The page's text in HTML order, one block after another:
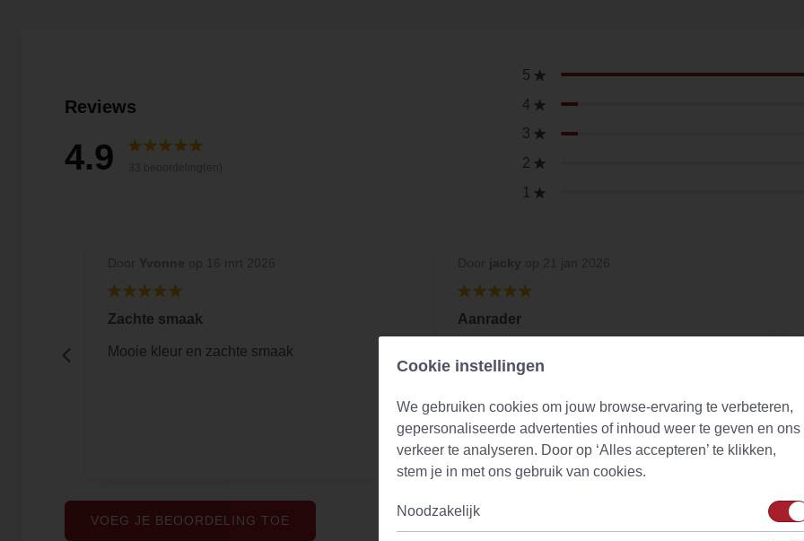
Reviews
4.9
5
4
3
2
1
Zachte smaak
Mooie kleur en zachte smaak
Aanrader
ontgiften van mijn lichaam. Goede smaak en
VOEG JE BEOORDELING TOE
Cookie instellingen
We gebruiken cookies om jouw browse-ervaring te verbeteren,
gepersonaliseerde advertenties of inhoud weer te geven en ons
verkeer te analyseren. Door op ‘Alles accepteren’ te klikken,
stem je in met ons gebruik van cookies.
Noodzakelijk